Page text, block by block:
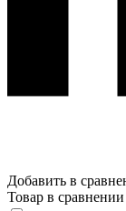
Добавить в
Товар в сравнении